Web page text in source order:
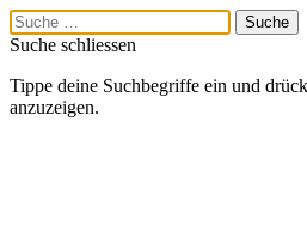
Suche schliessen
Tippe deine Suchbegriffe ein und
anzuzeigen.